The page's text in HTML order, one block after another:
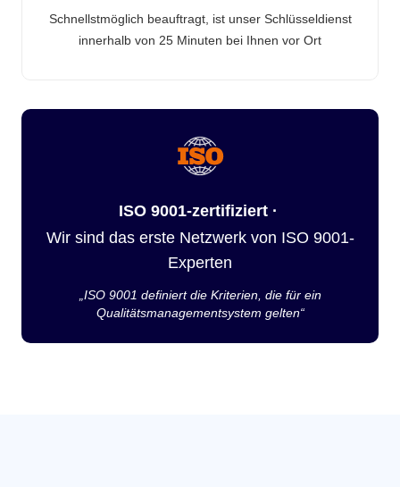
Schnellstmöglich beauftragt, ist unser Schlüsseldienst
innerhalb von 25 Minuten bei Ihnen vor Ort
ISO 9001-zertifiziert ·
Wir sind das erste Netzwerk von ISO 9001-
Experten
„ISO 9001 definiert die Kriterien, die für ein
Qualitätsmanagementsystem gelten“